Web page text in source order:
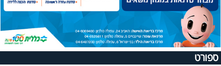
ספורט